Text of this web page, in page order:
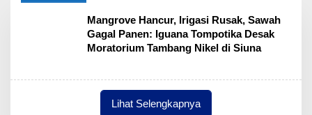
Mangrove Hancur, Irigasi Rusak, Sawah
Gagal Panen: Iguana Tompotika Desak
Moratorium Tambang Nikel di Siuna
Lihat Selengkapnya